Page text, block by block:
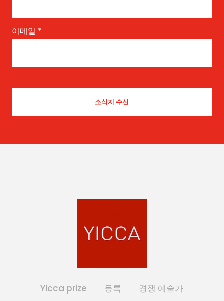
이메일 *
Yicca prize 등록 경쟁 예술가